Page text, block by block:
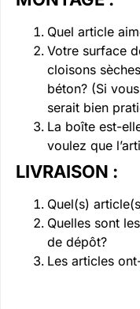
Quel article
Votre surface
cloisons
béton? (Si
serait bien
La boîte est-
voulez que
LIVRAISON :
Quel(s)
Quelles sont
de dépôt?
Les articles